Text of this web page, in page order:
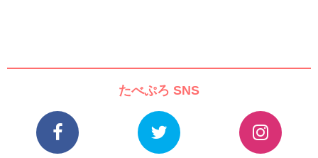
たべぷろ SNS